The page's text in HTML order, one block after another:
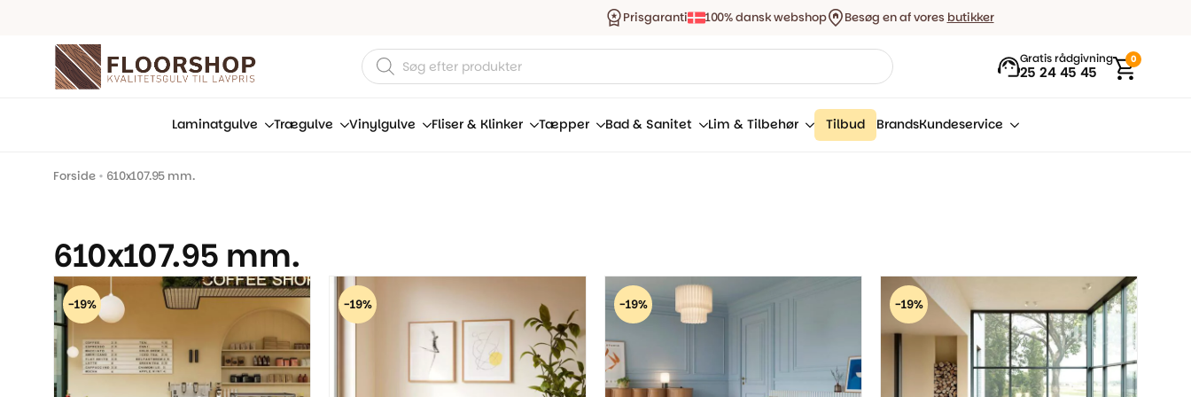
Prisgaranti 100% dansk webshop Besøg en af vores butikker
Products
search
Gratis rådgivning
25 24 45 45
0
Laminatgulve Trægulve Vinylgulve Fliser & Klinker Tæpper Bad & Sanitet Lim & Tilbehør Tilbud BrandsKundeservice
Forside • 610x107.95 mm.
610x107.95 mm.
-19% -19% -19% -19%